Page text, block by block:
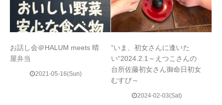
お話し会＠HALUM meets 晴
屋弁当
2021-05-16(Sun)
“いま、初女さんに逢いた
い“2024.2.1～えつこさんの
台所佐藤初女さん御命日初女
むすび～
2024-02-03(Sat)